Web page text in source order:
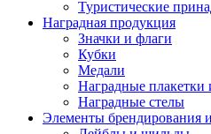
Туристические
Наградная продукция
Значки и флаги
Кубки
Медали
Наградные плакетки
Наградные стелы
Элементы брендирования